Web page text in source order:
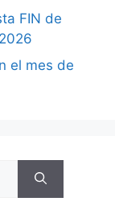
FIN de
el mes de